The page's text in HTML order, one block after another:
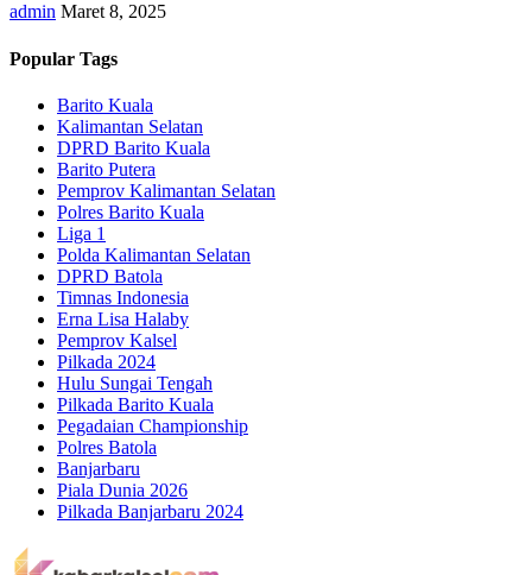
admin Maret 8, 2025
Popular Tags
Barito Kuala
Kalimantan Selatan
DPRD Barito Kuala
Barito Putera
Pemprov Kalimantan Selatan
Polres Barito Kuala
Liga 1
Polda Kalimantan Selatan
DPRD Batola
Timnas Indonesia
Erna Lisa Halaby
Pemprov Kalsel
Pilkada 2024
Hulu Sungai Tengah
Pilkada Barito Kuala
Pegadaian Championship
Polres Batola
Banjarbaru
Piala Dunia 2026
Pilkada Banjarbaru 2024